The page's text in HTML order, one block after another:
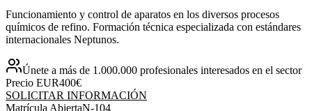
Funcionamiento y control de aparatos en los diversos procesos
químicos de refino. Formación técnica especializada con estándares
internacionales Neptunos.
Únete a más de 1.000.000 profesionales interesados en el sector
Precio EUR400€
SOLICITAR INFORMACIÓN
Matrícula AbiertaN-104